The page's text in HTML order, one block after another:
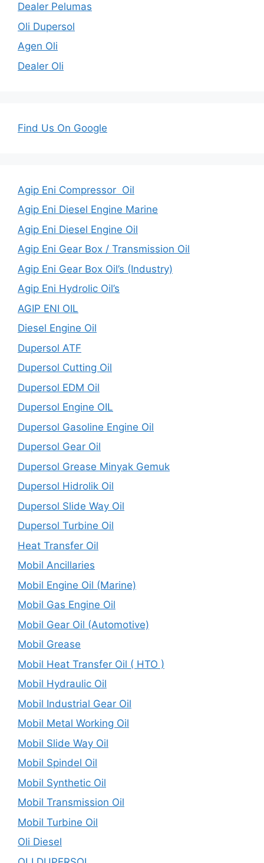
Dealer Pelumas
Oli Dupersol
Agen Oli
Dealer Oli
Find Us On Google
Agip Eni Compressor Oil
Agip Eni Diesel Engine Marine
Agip Eni Diesel Engine Oil
Agip Eni Gear Box / Transmission Oil
Agip Eni Gear Box Oil’s (Industry)
Agip Eni Hydrolic Oil’s
AGIP ENI OIL
Diesel Engine Oil
Dupersol ATF
Dupersol Cutting Oil
Dupersol EDM Oil
Dupersol Engine OIL
Dupersol Gasoline Engine Oil
Dupersol Gear Oil
Dupersol Grease Minyak Gemuk
Dupersol Hidrolik Oil
Dupersol Slide Way Oil
Dupersol Turbine Oil
Heat Transfer Oil
Mobil Ancillaries
Mobil Engine Oil (Marine)
Mobil Gas Engine Oil
Mobil Gear Oil (Automotive)
Mobil Grease
Mobil Heat Transfer Oil ( HTO )
Mobil Hydraulic Oil
Mobil Industrial Gear Oil
Mobil Metal Working Oil
Mobil Slide Way Oil
Mobil Spindel Oil
Mobil Synthetic Oil
Mobil Transmission Oil
Mobil Turbine Oil
Oli Diesel